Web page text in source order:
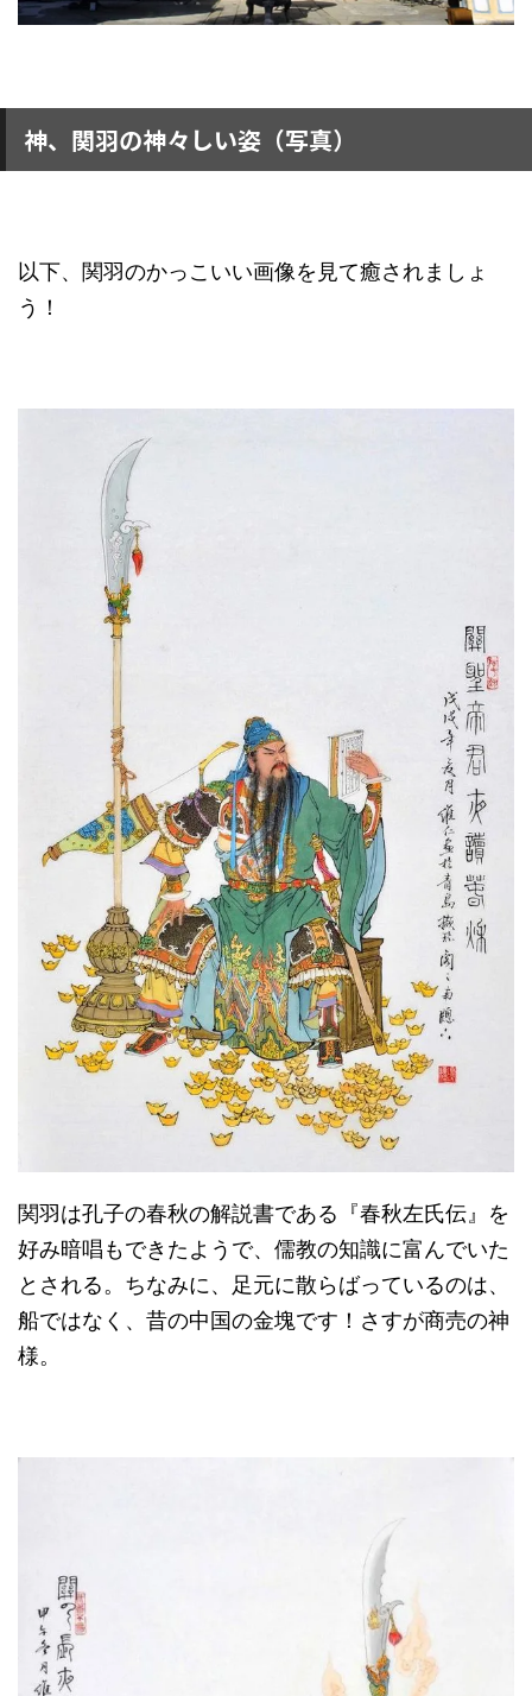
神、関羽の神々しい姿（写真）
以下、関羽のかっこいい画像を見て癒されましょ
う！
関羽は孔子の春秋の解説書である『春秋左氏伝』を
好み暗唱もできたようで、儒教の知識に富んでいた
とされる。ちなみに、足元に散らばっているのは、
船ではなく、昔の中国の金塊です！さすが商売の神
様。